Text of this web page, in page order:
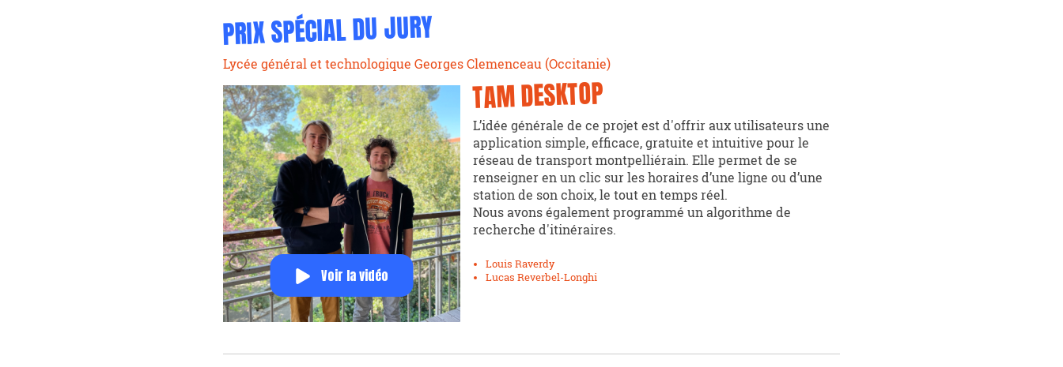
PRIX SPÉCIAL DU JURY
Lycée général et technologique Georges Clemenceau (Occitanie)
Voir la vidéo
TAM DESKTOP
L’idée générale de ce projet est d'offrir aux utilisateurs une
application simple, efficace, gratuite et intuitive pour le
réseau de transport montpelliérain. Elle permet de se
renseigner en un clic sur les horaires d’une ligne ou d’une
station de son choix, le tout en temps réel.
Nous avons également programmé un algorithme de
recherche d'itinéraires.
Louis Raverdy
Lucas Reverbel-Longhi